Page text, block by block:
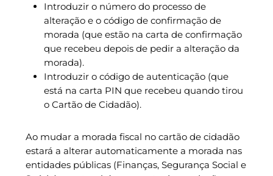
Introduzir o número do processo de
alteração e o código de confirmação de
morada (que estão na carta de confirmação
que recebeu depois de pedir a alteração da
morada).
Introduzir o código de autenticação (que
está na carta PIN que recebeu quando tirou
o Cartão de Cidadão).
Ao mudar a morada fiscal no cartão de cidadão
estará a alterar automaticamente a morada nas
entidades públicas (Finanças, Segurança Social e